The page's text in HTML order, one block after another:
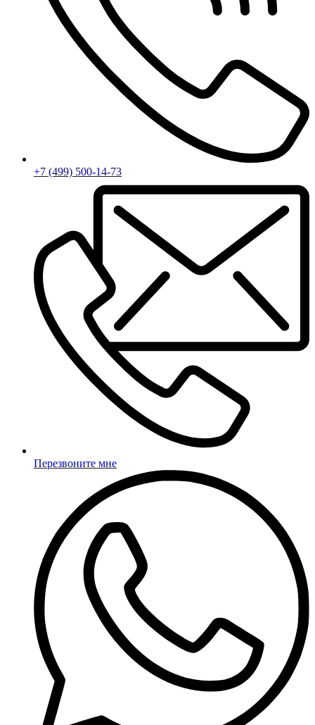
+7 (499) 500-14-73
Перезвоните мне